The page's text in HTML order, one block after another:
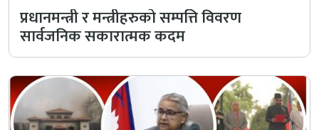
प्रधानमन्त्री र मन्त्रीहरुको सम्पत्ति विवरण
सार्वजनिक सकारात्मक कदम